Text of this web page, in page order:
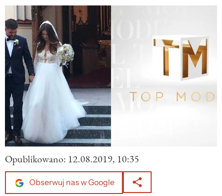
Opublikowano: 12.08.2019, 10:35
Obserwuj nas w Google